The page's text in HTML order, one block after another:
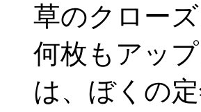
草のクロー
何枚もアッ
は、ぼくの